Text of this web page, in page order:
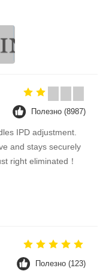
Полезно (8987)
IPD adjustment.
and stays securely
right eliminated！
Полезно (123)